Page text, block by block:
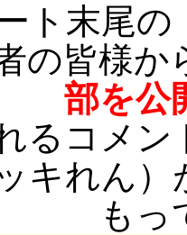
ト末尾の
の皆様か
部を公
るコメン
キれん
もっ